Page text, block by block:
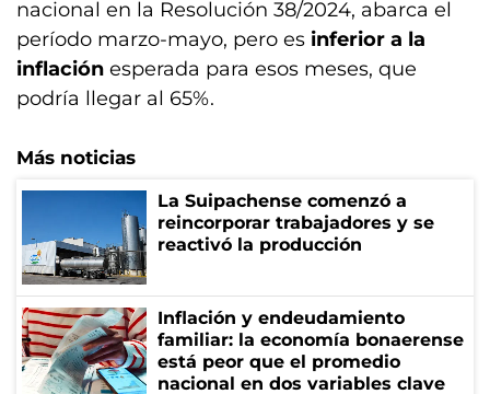
nacional en la Resolución 38/2024, abarca el
período marzo-mayo, pero es inferior a la
inflación esperada para esos meses, que
podría llegar al 65%.
Más noticias
La Suipachense comenzó a
reincorporar trabajadores y se
reactivó la producción
Inflación y endeudamiento
familiar: la economía bonaerense
está peor que el promedio
nacional en dos variables clave